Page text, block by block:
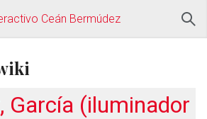
Ceán Bermúdez
García (iluminador